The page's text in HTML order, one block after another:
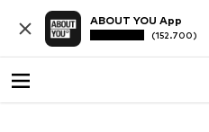
ABOUT YOU App
(152.700)